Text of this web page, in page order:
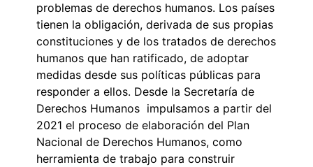
problemas de derechos humanos. Los países
tienen la obligación, derivada de sus propias
constituciones y de los tratados de derechos
humanos que han ratificado, de adoptar
medidas desde sus políticas públicas para
responder a ellos. Desde la Secretaría de
Derechos Humanos impulsamos a partir del
2021 el proceso de elaboración del Plan
Nacional de Derechos Humanos, como
herramienta de trabajo para construir